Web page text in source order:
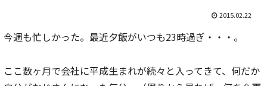
2015.02.22
今週も忙しかった。最近夕飯がいつも23時過ぎ・・・。
ここ数ヶ月で会社に平成生まれが続々と入ってきて、何だか